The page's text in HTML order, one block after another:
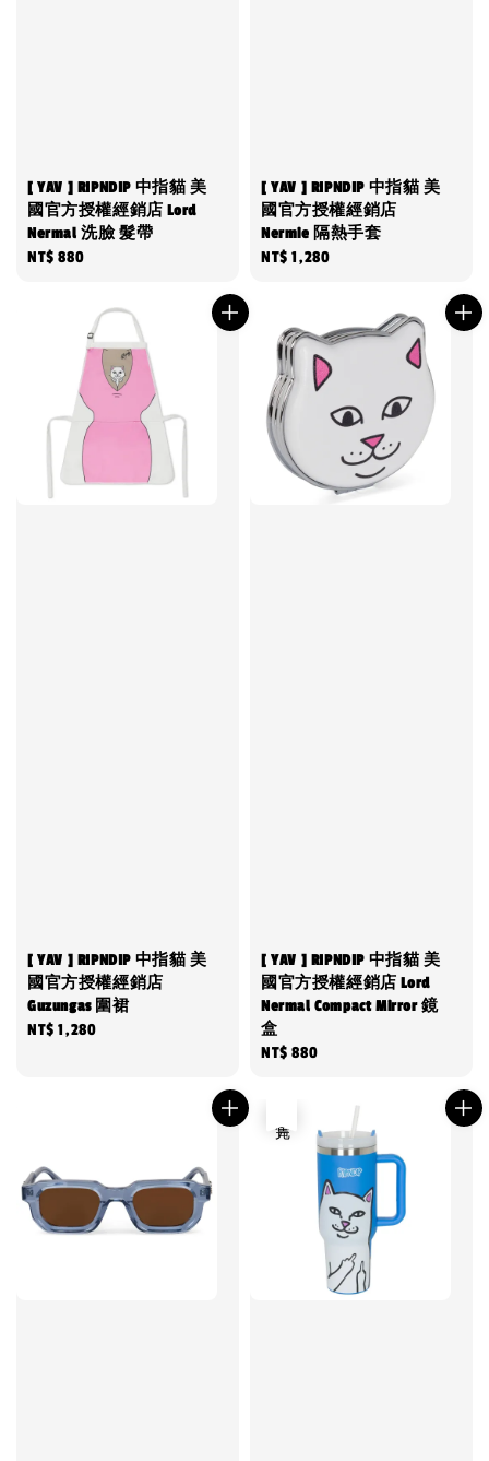
[ YAV ] RIPNDIP 中指貓 美
國官方授權經銷店 Lord
Nermal 洗臉 髮帶
Regular
NT$ 880
[ YAV ] RIPNDIP 中指貓 美
國官方授權經銷店
Nermie 隔熱手套
Regular
NT$ 1,280
[ YAV ] RIPNDIP 中指貓 美
國官方授權經銷店
Guzungas 圍裙
Regular
NT$ 1,280
[ YAV ] RIPNDIP 中指貓 美
國官方授權經銷店 Lord
Nermal Compact Mirror 鏡
盒
Regular
NT$ 880